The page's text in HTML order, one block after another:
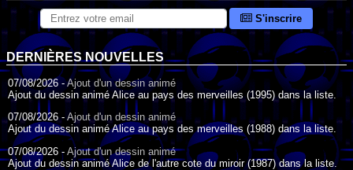
S'inscrire
DERNIÈRES NOUVELLES
07/08/2026 -Ajout d'un dessin animé
Ajout du dessin animé Alice au pays des merveilles (1995) dans la liste.
07/08/2026 -Ajout d'un dessin animé
Ajout du dessin animé Alice au pays des merveilles (1988) dans la liste.
07/08/2026 - Ajout d'un dessin animé
Ajout du dessin animé Alice de l'autre cote du miroir (1987) dans la liste.